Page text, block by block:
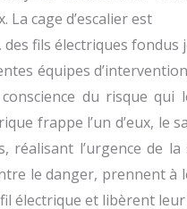
La cage d’escalier est
des fils électriques
équipes
du risque qui
frappe l’un d’eux, le
réalisant l’urgence de
le danger, prennent à
électrique et libèrent